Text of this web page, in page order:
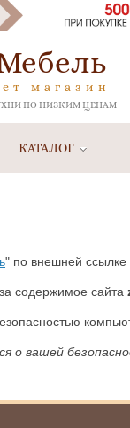
магазин
ПО НИЗКИМ ЦЕНАМ
КАТАЛОГ
" по внешней ссылке
содержимое сайта
о вашей